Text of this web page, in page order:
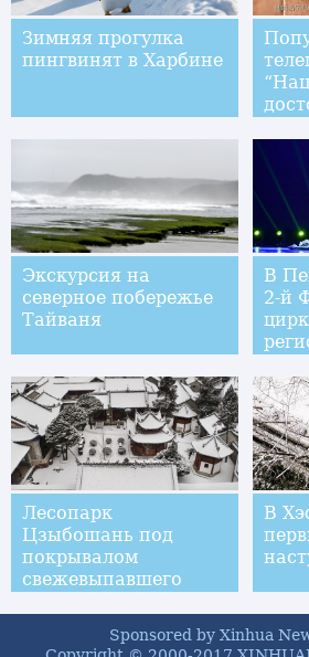
Зимняя прогулка
пингвинят в Харбине
Экскурсия на
северное побережье
Тайваня
В
2-й
Лесопарк
Цзыбошань под
покрывалом
свежевыпавшего
В
Sponsored by Xinhua